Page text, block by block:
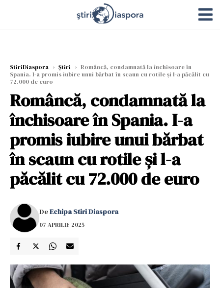
StiriDiaspora › Știri › Româncă, condamnată la închisoare în
Spania. I-a promis iubire unui bărbat în scaun cu rotile și l-a păcălit cu
72.000 de euro
Româncă, condamnată la
închisoare în Spania. I-a
promis iubire unui bărbat
în scaun cu rotile și l-a
păcălit cu 72.000 de euro
DeEchipa Stiri Diaspora
07 APRILIE 2025